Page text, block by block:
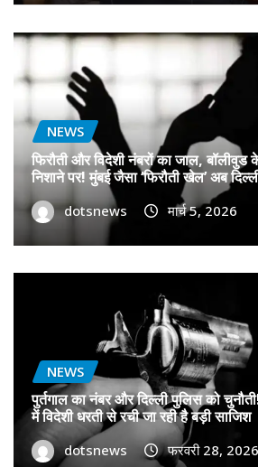
NEWS
फिरौती और विदेशी नंबरों का जाल, बॉलीवुड
निशाने पर! मुंबई जैसा ‘फिरौती खेल’ अब
dotsnews मार्च 5, 2026
NEWS
पुर्तगाल का नंबर और दिल्ली पुलिस को
में विदेशी धरती से रची जा रही है बड़ी साजिश
dotsnews फरवरी 28, 2026